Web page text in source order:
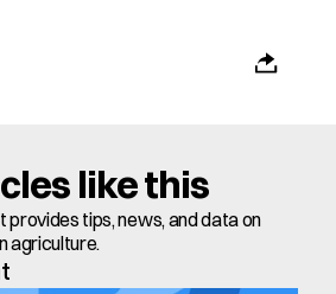
like this
tips, news, and data on
agriculture.